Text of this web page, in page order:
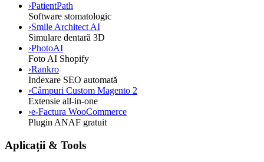
›PatientPath
Software stomatologic
›Smile Architect AI
Simulare dentară 3D
›PhotoAI
Foto AI Shopify
›Rankro
Indexare SEO automată
›Câmpuri Custom Magento 2
Extensie all-in-one
›e-Factura WooCommerce
Plugin ANAF gratuit
Aplicații & Tools